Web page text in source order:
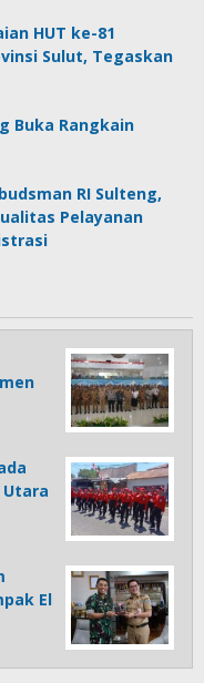
HUT ke-81
Sulut, Tegaskan
Buka Rangkain
RI Sulteng,
Pelayanan
Utara
El